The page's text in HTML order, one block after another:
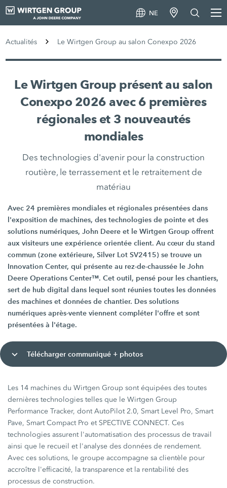
NE
Actualités Le Wirtgen Group au salon Conexpo 2026
Le Wirtgen Group présent au salon
Conexpo 2026 avec 6 premières
régionales et 3 nouveautés
mondiales
Des technologies d'avenir pour la construction
routière, le terrassement et le retraitement de
matériau
Avec 24 premières mondiales et régionales présentées dans
l'exposition de machines, des technologies de pointe et des
solutions numériques, John Deere et le Wirtgen Group offrent
aux visiteurs une expérience orientée client. Au cœur du stand
commun (zone extérieure, Silver Lot SV2415) se trouve un
Innovation Center, qui présente au rez-de-chaussée le John
Deere Operations Center™. Cet outil, pensé pour les chantiers,
sert de hub digital dans lequel sont réunies toutes les données
des machines et données de chantier. Des solutions
numériques après-vente viennent compléter l'offre et sont
présentées à l'étage.
Télécharger communiqué + photos
Les 14 machines du Wirtgen Group sont équipées des toutes
dernières technologies telles que le Wirtgen Group
Performance Tracker, dont AutoPilot 2.0, Smart Level Pro, Smart
Pave, Smart Compact Pro et SPECTIVE CONNECT. Ces
technologies assurent l'automatisation des processus de travail
ainsi que le recueil et l'analyse des données de rendement.
Avec ces solutions, le groupe accompagne sa clientèle pour
accroître l'efficacité, la transparence et la rentabilité des
processus de construction.